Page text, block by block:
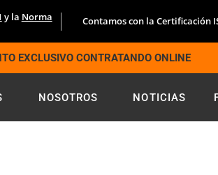
y la Norma Contamos con la Certificación
EXCLUSIVO CONTRATANDO ONLINE
NOSOTROS NOTICIAS